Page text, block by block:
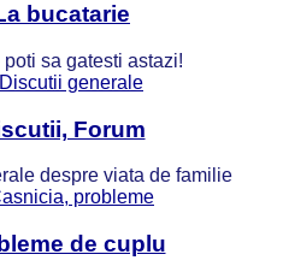
bucatarie
sa gatesti astazi!
Forum
despre viata de familie
de cuplu